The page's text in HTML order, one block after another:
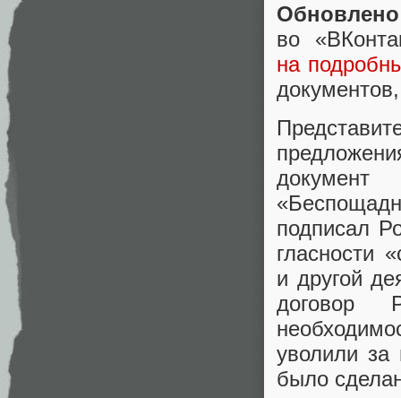
во
на
документов,
«
подписал
гласности «
и другой
договор
уволили за
было